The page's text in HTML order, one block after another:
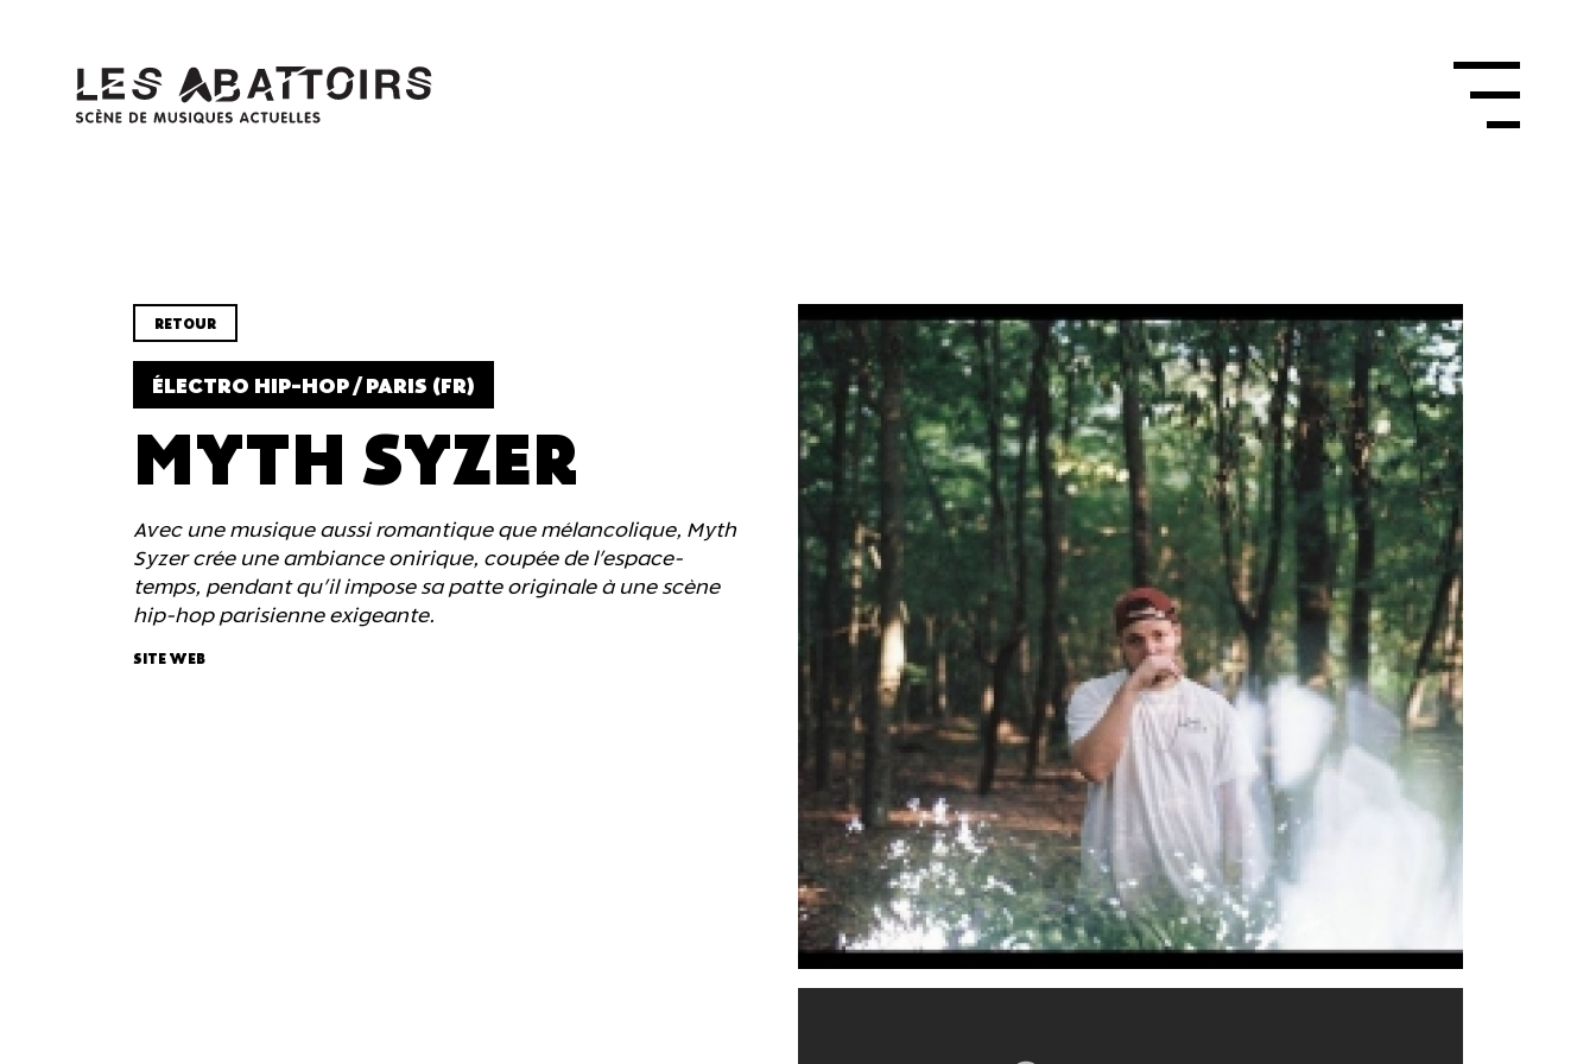
RETOUR
ÉLECTRO HIP-HOP / PARIS (FR)
MYTH SYZER
Avec une musique aussi romantique que mélancolique, Myth
Syzer crée une ambiance onirique, coupée de l'espace-
temps, pendant qu'il impose sa patte originale à une scène
hip-hop parisienne exigeante.
SITE WEB